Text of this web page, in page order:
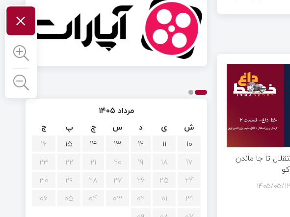
تا جا ماندن
۱۴۰۵/۰۵/۱۲
مرداد ۱۴۰۵
ش
ی د س چ پ
ج
۱۰
۱۱ ۱۲ ۱۳ ۱۴ ۱۵
۱۶
۱۷
۱۸ ۱۹ ۲۰ ۲۱ ۲۲
۲۳
۲۴
۲۵ ۲۶ ۲۷ ۲۸ ۲۹
۳۰
۳۱
۰۱ ۰۲ ۰۳ ۰۴ ۰۵
۰۶
×